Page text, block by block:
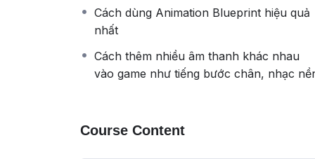
Những chương cuối, bạn sẽ học cách
thành một tựa game hoàn chỉnh.
Cách dùng Animation Blueprint hiệu quả
nhất
Cách thêm nhiều âm thanh khác nhau
vào game như tiếng bước chân, nhạc
Course Content